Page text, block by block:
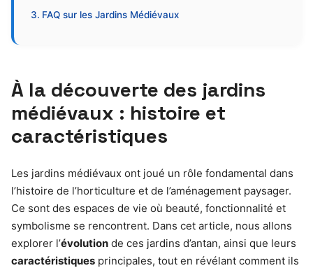
FAQ sur les Jardins Médiévaux
À la découverte des jardins
médiévaux : histoire et
caractéristiques
Les jardins médiévaux ont joué un rôle fondamental dans
l’histoire de l’horticulture et de l’aménagement paysager.
Ce sont des espaces de vie où beauté, fonctionnalité et
symbolisme se rencontrent. Dans cet article, nous allons
explorer l’évolution de ces jardins d’antan, ainsi que leurs
caractéristiques principales, tout en révélant comment ils